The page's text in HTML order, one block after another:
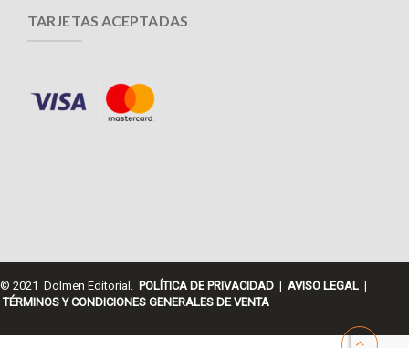
TARJETAS ACEPTADAS
© 2021 Dolmen Editorial. POLÍTICA DE PRIVACIDAD | AVISO LEGAL |
TÉRMINOS Y CONDICIONES GENERALES DE VENTA